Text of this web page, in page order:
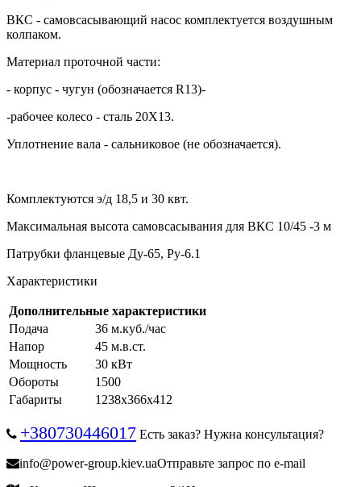
ВКС - самовсасывающий насос комплектуется воздушным
колпаком.
Материал проточной части:
- корпус - чугун (обозначается R13)-
-рабочее колесо - сталь 20Х13.
Уплотнение вала - сальниковое (не обозначается).
Комплектуются э/д 18,5 и 30 квт.
Максимальная высота самовсасывания для ВКС 10/45 -3 м
Патрубки фланцевые Ду-65, Ру-6.1
Характеристики
Дополнительные характеристики
Подача
36 м.куб./час
Напор
45 м.в.ст.
Мощность
30 кВт
Обороты
1500
Габариты
1238х366х412
+380730446017 Есть заказ? Нужна консультация?
info@power-group.kiev.uaОтправьте запрос по e-mail